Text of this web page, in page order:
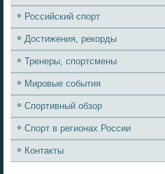
Российский спорт
Достижения, рекорды
Тренеры, спортсмены
Мировые события
Спортивный обзор
Спорт в регионах России
Контакты